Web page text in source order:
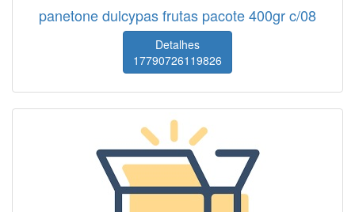
panetone dulcypas frutas pacote 400gr c/08
Detalhes
17790726119826